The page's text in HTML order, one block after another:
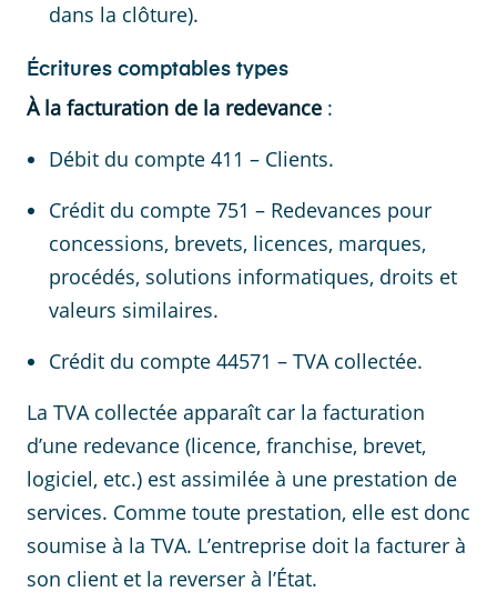
dans la clôture).
Écritures comptables types
À la facturation de la redevance :
Débit du compte 411 – Clients.
Crédit du compte 751 – Redevances pour
concessions, brevets, licences, marques,
procédés, solutions informatiques, droits et
valeurs similaires.
Crédit du compte 44571 – TVA collectée.
La TVA collectée apparaît car la facturation
d’une redevance (licence, franchise, brevet,
logiciel, etc.) est assimilée à une prestation de
services. Comme toute prestation, elle est donc
soumise à la TVA. L’entreprise doit la facturer à
son client et la reverser à l’État.